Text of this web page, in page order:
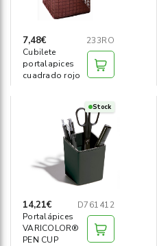
7,48€
233RO
Cubilete
portalapices
cuadrado rojo
Stock
14,21€
D761412
Portalápices
VARICOLOR®
PEN CUP